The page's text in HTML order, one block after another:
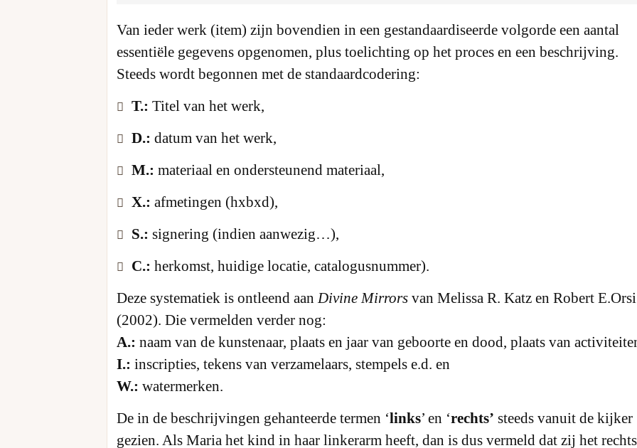
Van ieder werk (item) zijn bovendien in een gestandaardiseerde volgorde een aantal
essentiële gegevens opgenomen, plus toelichting op het proces en een beschrijving.
Steeds wordt begonnen met de standaardcodering:
T.: Titel van het werk,
D.: datum van het werk,
M.: materiaal en ondersteunend materiaal,
X.: afmetingen (hxbxd),
S.: signering (indien aanwezig…),
C.: herkomst, huidige locatie, catalogusnummer).
Deze systematiek is ontleend aanDivine Mirrors van Melissa R. Katz en Robert E.Orsi
(2002). Die vermelden verder nog:
A.: naam van de kunstenaar, plaats en jaar van geboorte en dood, plaats van
I.: inscripties, tekens van verzamelaars, stempels e.d. en
W.: watermerken.
De in de beschrijvingen gehanteerde termen ‘links’ en ‘rechts’ steeds vanuit de kijker
gezien. Als Maria het kind in haar linkerarm heeft, dan is dus vermeld dat zij het rechts